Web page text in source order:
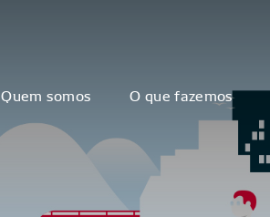
Quem somos O que fazemos